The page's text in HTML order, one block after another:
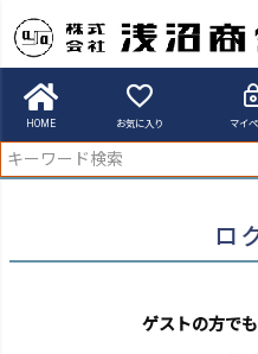
HOME お気に入り マイ
アサヌマネットショップ
ロ
ゲストの方で